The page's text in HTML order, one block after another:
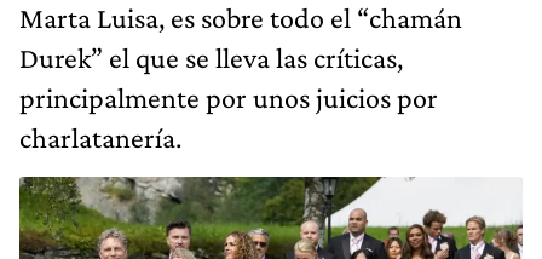
Marta Luisa, es sobre todo el “chamán
Durek” el que se lleva las críticas,
principalmente por unos juicios por
charlatanería.